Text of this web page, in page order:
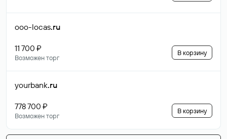
ooo-locas.ru
11 700 ₽
Возможен торг
В корзину
yourbank.ru
778 700 ₽
Возможен торг
В корзину